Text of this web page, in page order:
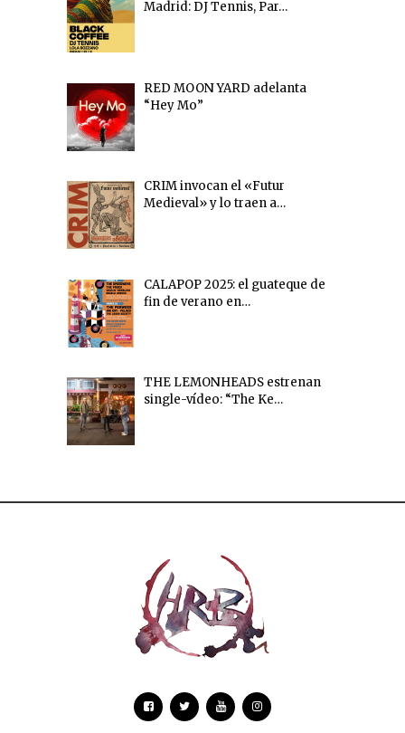
Madrid: DJ Tennis, Par…
RED MOON YARD adelanta
“Hey Mo”
CRIM invocan el «Futur
Medieval» y lo traen a…
CALAPOP 2025: el guateque de
fin de verano en…
THE LEMONHEADS estrenan
single-vídeo: “The Ke…